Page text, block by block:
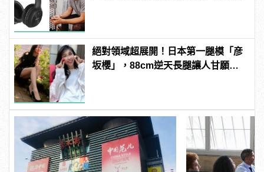
絕對領域超展開！日本第一腿模「彦
坂櫻」，88cm逆天長腿讓人甘願拜